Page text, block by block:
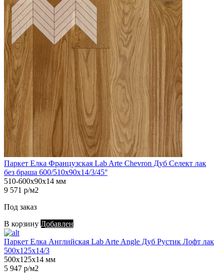
Паркет Елка Французская Lab Arte Chevron Дуб Селект лак
без браша 600/510х90х14/3/45°
510-600х90х14 мм
9 571 р/м2
Под заказ
В корзину Добавлен
Паркет Елка Английская Lab Arte Angle Дуб Рустик Лофт лак
500х125х14/3
500х125х14 мм
5 947 р/м2